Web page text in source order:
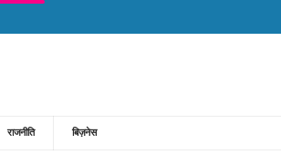
राजनीति बिज़नेस